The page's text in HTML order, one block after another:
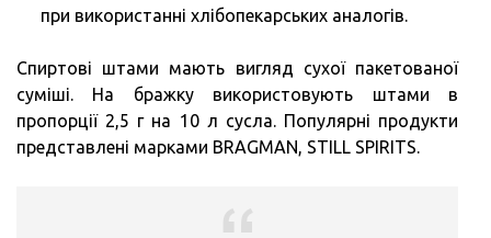
при використанні хлібопекарських аналогів.
Спиртові штами мають вигляд сухої пакетованої
суміші. На бражку використовують штами в
пропорції 2,5 г на 10 л сусла. Популярні продукти
представлені марками BRAGMAN, STILL SPIRITS.